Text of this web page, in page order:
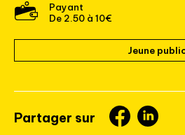
Payant
De 2.50 à 10€
Jeune
Partager sur